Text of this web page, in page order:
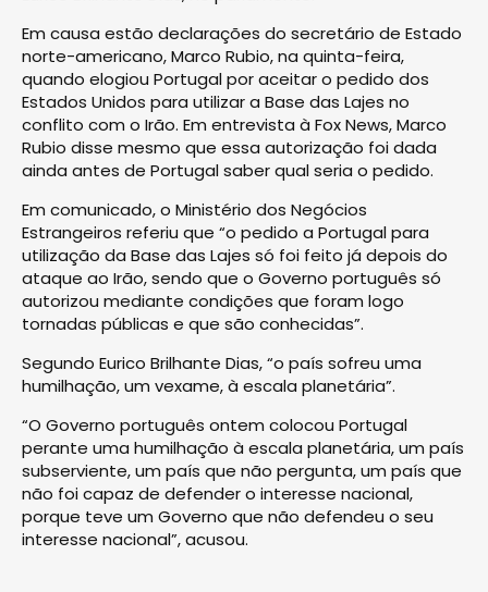
Em causa estão declarações do secretário de Estado
norte-americano, Marco Rubio, na quinta-feira,
quando elogiou Portugal por aceitar o pedido dos
Estados Unidos para utilizar a Base das Lajes no
conflito com o Irão. Em entrevista à Fox News, Marco
Rubio disse mesmo que essa autorização foi dada
ainda antes de Portugal saber qual seria o pedido.
Em comunicado, o Ministério dos Negócios
Estrangeiros referiu que “o pedido a Portugal para
utilização da Base das Lajes só foi feito já depois do
ataque ao Irão, sendo que o Governo português só
autorizou mediante condições que foram logo
tornadas públicas e que são conhecidas”.
Segundo Eurico Brilhante Dias, “o país sofreu uma
humilhação, um vexame, à escala planetária”.
“O Governo português ontem colocou Portugal
perante uma humilhação à escala planetária, um país
subserviente, um país que não pergunta, um país que
não foi capaz de defender o interesse nacional,
porque teve um Governo que não defendeu o seu
interesse nacional”, acusou.